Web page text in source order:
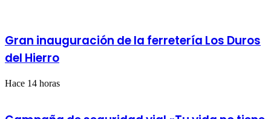
Gran inauguración de la ferretería Los Duros
del Hierro
Hace 14 horas